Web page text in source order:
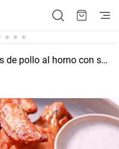
VIDEORECETA Alitas de pollo al horno con salsa barbacoa